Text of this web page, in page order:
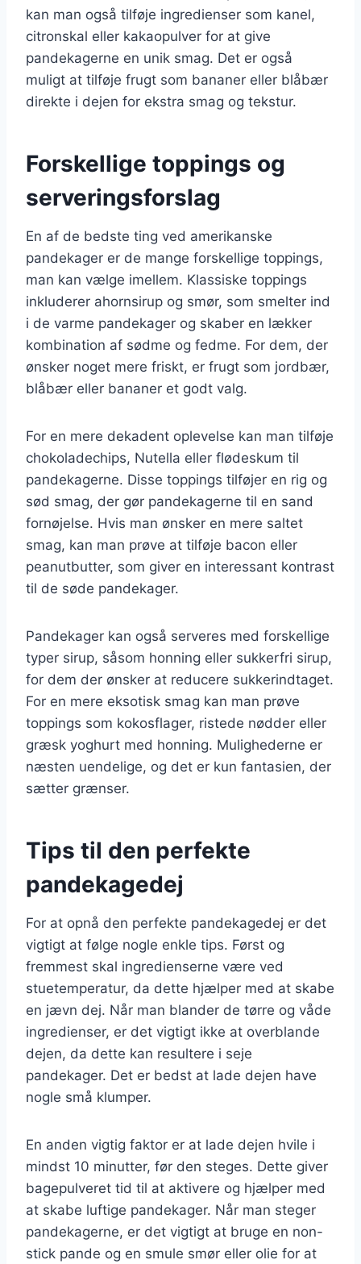
kan man også tilføje ingredienser som kanel,
citronskal eller kakaopulver for at give
pandekagerne en unik smag. Det er også
muligt at tilføje frugt som bananer eller blåbær
direkte i dejen for ekstra smag og tekstur.
Forskellige toppings og
serveringsforslag
En af de bedste ting ved amerikanske
pandekager er de mange forskellige toppings,
man kan vælge imellem. Klassiske toppings
inkluderer ahornsirup og smør, som smelter ind
i de varme pandekager og skaber en lækker
kombination af sødme og fedme. For dem, der
ønsker noget mere friskt, er frugt som jordbær,
blåbær eller bananer et godt valg.
For en mere dekadent oplevelse kan man tilføje
chokoladechips, Nutella eller flødeskum til
pandekagerne. Disse toppings tilføjer en rig og
sød smag, der gør pandekagerne til en sand
fornøjelse. Hvis man ønsker en mere saltet
smag, kan man prøve at tilføje bacon eller
peanutbutter, som giver en interessant kontrast
til de søde pandekager.
Pandekager kan også serveres med forskellige
typer sirup, såsom honning eller sukkerfri sirup,
for dem der ønsker at reducere sukkerindtaget.
For en mere eksotisk smag kan man prøve
toppings som kokosflager, ristede nødder eller
græsk yoghurt med honning. Mulighederne er
næsten uendelige, og det er kun fantasien, der
sætter grænser.
Tips til den perfekte
pandekagedej
For at opnå den perfekte pandekagedej er det
vigtigt at følge nogle enkle tips. Først og
fremmest skal ingredienserne være ved
stuetemperatur, da dette hjælper med at skabe
en jævn dej. Når man blander de tørre og våde
ingredienser, er det vigtigt ikke at overblande
dejen, da dette kan resultere i seje
pandekager. Det er bedst at lade dejen have
nogle små klumper.
En anden vigtig faktor er at lade dejen hvile i
mindst 10 minutter, før den steges. Dette giver
bagepulveret tid til at aktivere og hjælper med
at skabe luftige pandekager. Når man steger
pandekagerne, er det vigtigt at bruge en non-
stick pande og en smule smør eller olie for at